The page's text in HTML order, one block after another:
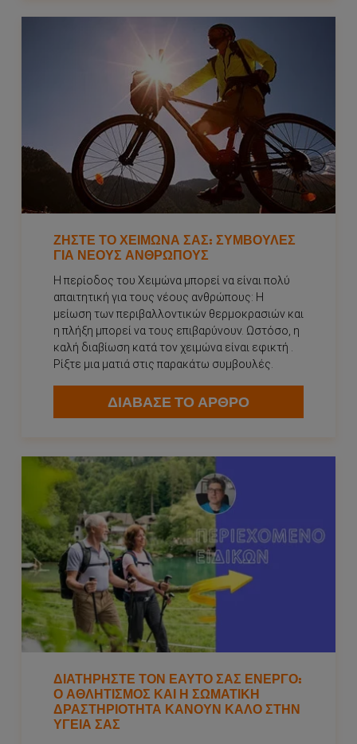
ΖΉΣΤΕ ΤΟ ΧΕΙΜΏΝΑ ΣΑΣ: ΣΥΜΒΟΥΛΈΣ
ΓΙΑ ΝΈΟΥΣ ΑΝΘΡΏΠΟΥΣ
Η περίοδος του Χειμώνα μπορεί να είναι πολύ
απαιτητική για τους νέους ανθρώπους: Η
μείωση των περιβαλλοντικών θερμοκρασιών και
η πλήξη μπορεί να τους επιβαρύνουν. Ωστόσο, η
καλή διαβίωση κατά τον χειμώνα είναι εφικτή .
Ρίξτε μια ματιά στις παρακάτω συμβουλές.
ΔΙΑΒΑΣΕ ΤΟ ΑΡΘΡΟ
ΔΙΑΤΗΡΗΣΤΕ ΤΟΝ ΕΑΥΤΟ ΣΑΣ ΕΝΕΡΓΟ:
Ο ΑΘΛΗΤΙΣΜΌΣ ΚΑΙ Η ΣΩΜΑΤΙΚΉ
ΔΡΑΣΤΗΡΙΌΤΗΤΑ ΚΆΝΟΥΝ ΚΑΛΌ ΣΤΗΝ
ΥΓΕΊΑ ΣΑΣ